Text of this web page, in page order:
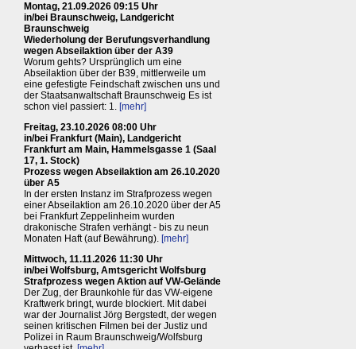
Montag, 21.09.2026 09:15 Uhr
in/bei Braunschweig, Landgericht
Braunschweig
Wiederholung der Berufungsverhandlung
wegen Abseilaktion über der A39
Worum gehts? Ursprünglich um eine
Abseilaktion über der B39, mittlerweile um
eine gefestigte Feindschaft zwischen uns und
der Staatsanwaltschaft Braunschweig Es ist
schon viel passiert: 1. [mehr]
Freitag, 23.10.2026 08:00 Uhr
in/bei Frankfurt (Main), Landgericht
Frankfurt am Main, Hammelsgasse 1 (Saal
17, 1. Stock)
Prozess wegen Abseilaktion am 26.10.2020
über A5
In der ersten Instanz im Strafprozess wegen
einer Abseilaktion am 26.10.2020 über der A5
bei Frankfurt Zeppelinheim wurden
drakonische Strafen verhängt - bis zu neun
Monaten Haft (auf Bewährung). [mehr]
Mittwoch, 11.11.2026 11:30 Uhr
in/bei Wolfsburg, Amtsgericht Wolfsburg
Strafprozess wegen Aktion auf VW-Gelände
Der Zug, der Braunkohle für das VW-eigene
Kraftwerk bringt, wurde blockiert. Mit dabei
war der Journalist Jörg Bergstedt, der wegen
seinen kritischen Filmen bei der Justiz und
Polizei in Raum Braunschweig/Wolfsburg